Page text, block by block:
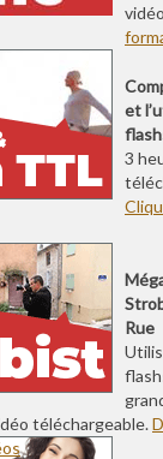
et
3
Rue
téléchargeable.